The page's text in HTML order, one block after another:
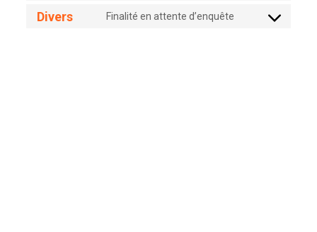
Divers Finalité en attente d’enquête